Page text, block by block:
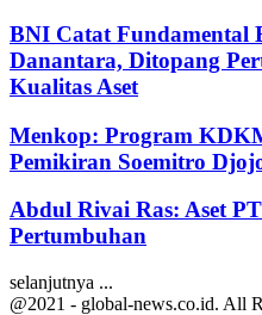
BNI Catat Fundamental
Danantara, Ditopang
Kualitas Aset
Menkop: Program
Pemikiran Soemitro
Abdul Rivai Ras: Aset
Pertumbuhan
selanjutnya ...
@2021 - global-news.co.id. All